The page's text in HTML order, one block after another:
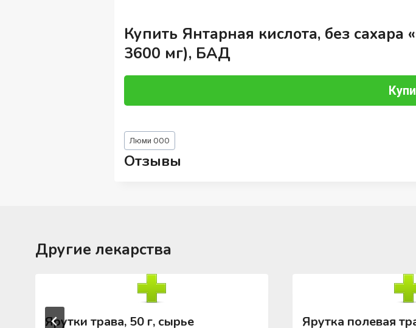
Купить Янтарная кислота, без
3600 мг), БАД
Метки
записи:
Люми ООО
Отзывы
Другие лекарства
Ярутки трава, 50 г, сырье Ярутка полевая